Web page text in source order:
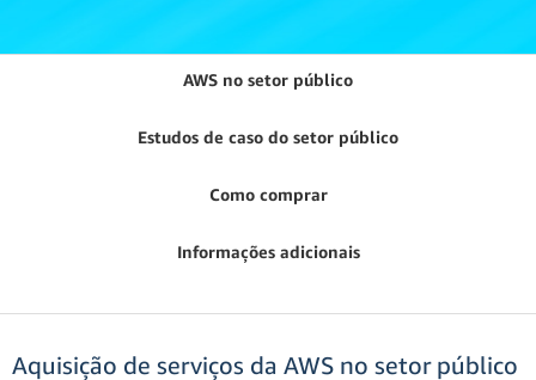
AWS no setor público
Estudos de caso do setor público
Como comprar
Informações adicionais
Aquisição de serviços da AWS no setor público